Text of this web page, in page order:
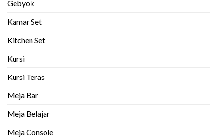
Gebyok
Kamar Set
Kitchen Set
Kursi
Kursi Teras
Meja Bar
Meja Belajar
Meja Console